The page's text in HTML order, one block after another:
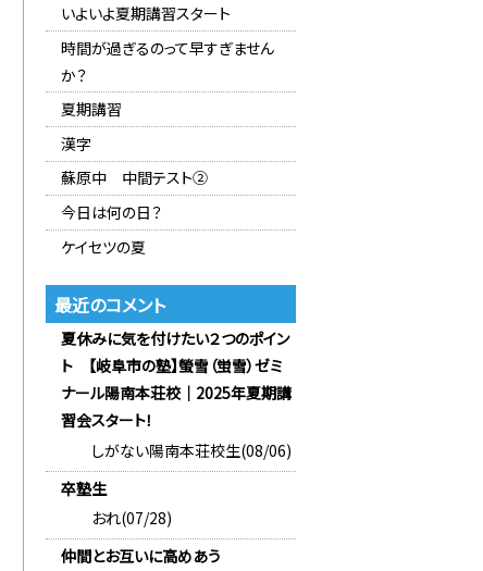
いよいよ夏期講習スタート
時間が過ぎるのって早すぎません
か？
夏期講習
漢字
蘇原中 中間テスト②
今日は何の日？
ケイセツの夏
最近のコメント
夏休みに気を付けたい２つのポイン
ト 【岐阜市の塾】螢雪（蛍雪）ゼミ
ナール陽南本荘校｜2025年夏期講
習会スタート！
しがない陽南本荘校生(08/06)
卒塾生
おれ(07/28)
仲間とお互いに高めあう